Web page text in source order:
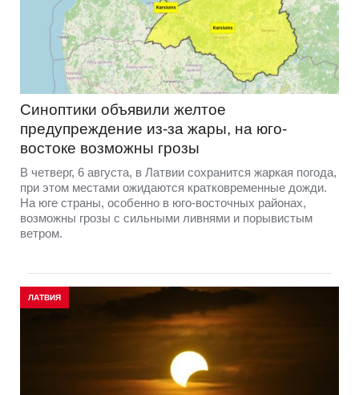
Синоптики объявили желтое
предупреждение из-за жары, на юго-
востоке возможны грозы
В четверг, 6 августа, в Латвии сохранится жаркая погода,
при этом местами ожидаются кратковременные дожди.
На юге страны, особенно в юго-восточных районах,
возможны грозы с сильными ливнями и порывистым
ветром.
ЛАТВИЯ